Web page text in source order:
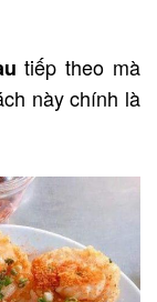
tiếp theo mà
này chính là